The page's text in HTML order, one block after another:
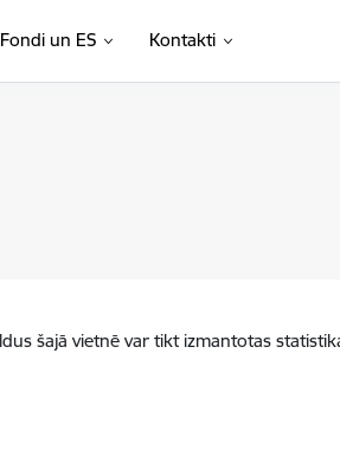
Fondi un ES Kontakti
šajā vietnē var tikt izmantotas